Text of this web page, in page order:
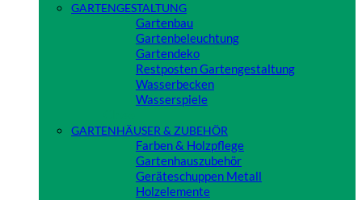
GARTENGESTALTUNG
Gartenbau
Gartenbeleuchtung
Gartendeko
Restposten Gartengestaltung
Wasserbecken
Wasserspiele
GARTENHÄUSER & ZUBEHÖR
Farben & Holzpflege
Gartenhauszubehör
Geräteschuppen Metall
Holzelemente